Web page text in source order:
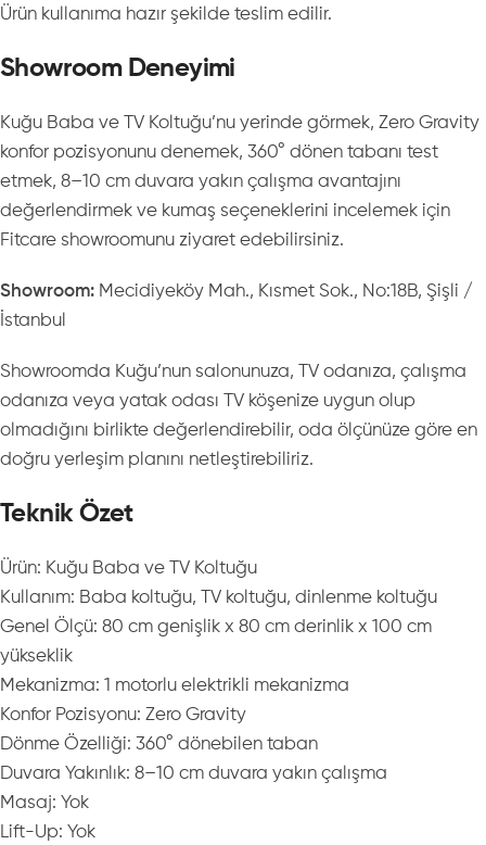
Ürün kullanıma hazır şekilde teslim edilir.
Showroom Deneyimi
Kuğu Baba ve TV Koltuğu’nu yerinde görmek, Zero Gravity
konfor pozisyonunu denemek, 360° dönen tabanı test
etmek, 8–10 cm duvara yakın çalışma avantajını
değerlendirmek ve kumaş seçeneklerini incelemek için
Fitcare showroomunu ziyaret edebilirsiniz.
Showroom: Mecidiyeköy Mah., Kısmet Sok., No:18B, Şişli /
İstanbul
Showroomda Kuğu’nun salonunuza, TV odanıza, çalışma
odanıza veya yatak odası TV köşenize uygun olup
olmadığını birlikte değerlendirebilir, oda ölçünüze göre en
doğru yerleşim planını netleştirebiliriz.
Teknik Özet
Ürün: Kuğu Baba ve TV Koltuğu
Kullanım: Baba koltuğu, TV koltuğu, dinlenme koltuğu
Genel Ölçü: 80 cm genişlik x 80 cm derinlik x 100 cm
yükseklik
Mekanizma: 1 motorlu elektrikli mekanizma
Konfor Pozisyonu: Zero Gravity
Dönme Özelliği: 360° dönebilen taban
Duvara Yakınlık: 8–10 cm duvara yakın çalışma
Masaj: Yok
Lift-Up: Yok